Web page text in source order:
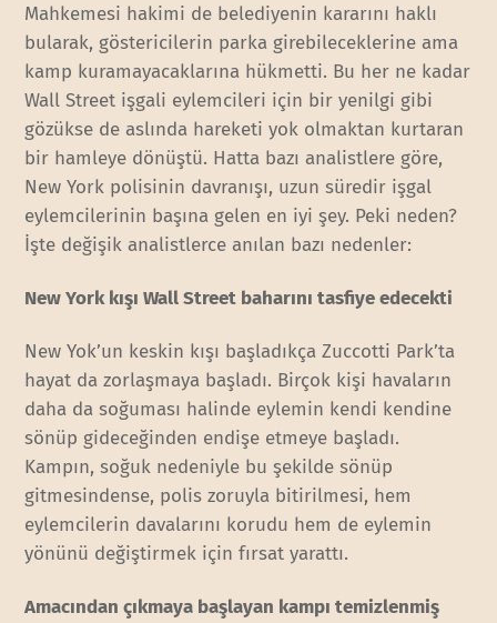
Mahkemesi hakimi de belediyenin kararını haklı
bularak, göstericilerin parka girebileceklerine ama
kamp kuramayacaklarına hükmetti. Bu her ne kadar
Wall Street işgali eylemcileri için bir yenilgi gibi
gözükse de aslında hareketi yok olmaktan kurtaran
bir hamleye dönüştü. Hatta bazı analistlere göre,
New York polisinin davranışı, uzun süredir işgal
eylemcilerinin başına gelen en iyi şey. Peki neden?
İşte değişik analistlerce anılan bazı nedenler:
New York kışı Wall Street baharını tasfiye edecekti
New Yok’un keskin kışı başladıkça Zuccotti Park’ta
hayat da zorlaşmaya başladı. Birçok kişi havaların
daha da soğuması halinde eylemin kendi kendine
sönüp gideceğinden endişe etmeye başladı.
Kampın, soğuk nedeniyle bu şekilde sönüp
gitmesindense, polis zoruyla bitirilmesi, hem
eylemcilerin davalarını korudu hem de eylemin
yönünü değiştirmek için fırsat yarattı.
Amacından çıkmaya başlayan kampı temizlenmiş